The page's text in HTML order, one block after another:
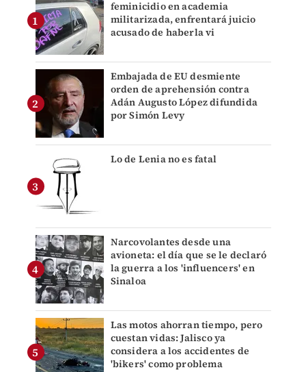
feminicidio en academia
militarizada, enfrentará juicio
acusado de haberla vi
Embajada de EU desmiente
orden de aprehensión contra
Adán Augusto López difundida
por Simón Levy
Lo de Lenia no es fatal
Narcovolantes desde una
avioneta: el día que se le declaró
la guerra a los 'influencers' en
Sinaloa
Las motos ahorran tiempo, pero
cuestan vidas: Jalisco ya
considera a los accidentes de
'bikers' como problema